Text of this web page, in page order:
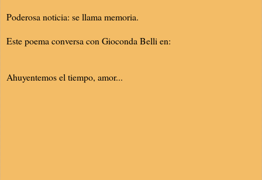
Poderosa noticia: se llama memoria.
Este poema conversa con Gioconda Belli en:
Ahuyentemos el tiempo, amor...